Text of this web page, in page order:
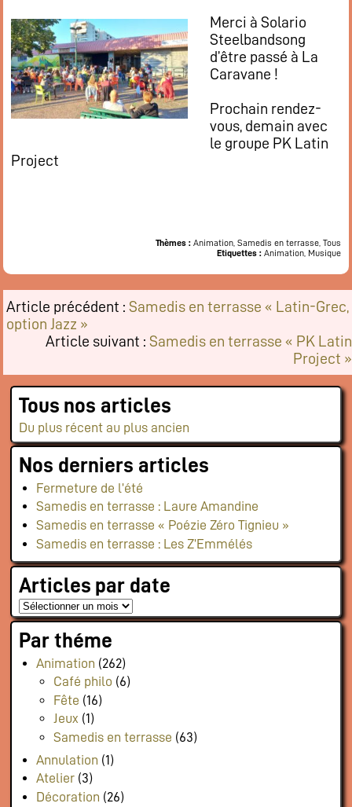
Agenda de la semaine (nouvel onglet)
Mentions légales
Flux RSS articles
Flux RSS événements
Merci à Solario
Steelbandsong
d’être passé à La
Caravane !
Prochain rendez-
vous, demain avec
le groupe PK Latin
Project
Thèmes : Animation, Samedis en terrasse, Tous
Etiquettes : Animation, Musique
Article précédent : Samedis en terrasse « Latin-Grec,
option Jazz »
Article suivant : Samedis en terrasse « PK Latin
Project »
Tous nos articles
Du plus récent au plus ancien
Nos derniers articles
Fermeture de l’été
Samedis en terrasse : Laure Amandine
Samedis en terrasse « Poézie Zéro Tignieu »
Samedis en terrasse : Les Z’Emmélés
Articles par date
Par théme
Animation (262)
Café philo (6)
Fête (16)
Jeux (1)
Samedis en terrasse (63)
Annulation (1)
Atelier(3)
Décoration (26)